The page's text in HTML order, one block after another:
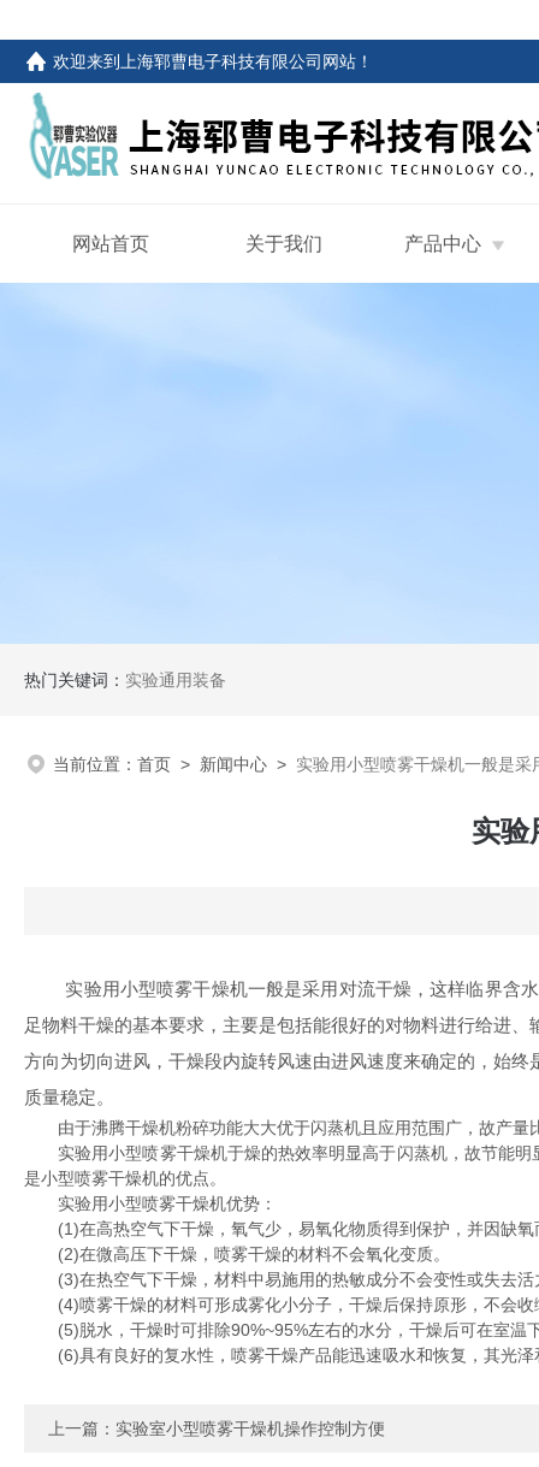
欢迎来到 上海郓曹电子科技有限公司网站 ！
网站首页 关于我们 产品中心
热门关键词： 实验通用装备
当前位置： 首页 > 新闻中心 > 实验用小型喷雾干燥机一般是采
实验
实验用小型喷雾干燥机一般是采用对流干燥，这样临界含水
足物料干燥的基本要求，主要是包括能很好的对物料进行给进
方向为切向进风，干燥段内旋转风速由进风速度来确定的，始
质量稳定。
由于沸腾干燥机粉碎功能大大优于闪蒸机且应用范围广，故产量
实验用小型喷雾干燥机于燥的热效率明显高于闪蒸机，故节能明
是小型喷雾干燥机的优点。
实验用小型喷雾干燥机优势：
(1)在高热空气下干燥，氧气少，易氧化物质得到保护，并因缺氧
(2)在微高压下干燥，喷雾干燥的材料不会氧化变质。
(3)在热空气下干燥，材料中易施用的热敏成分不会变性或失去活
(4)喷雾干燥的材料可形成雾化小分子，干燥后保持原形，不会收
(5)脱水，干燥时可排除90%~95%左右的水分，干燥后可在室温
(6)具有良好的复水性，喷雾干燥产品能迅速吸水和恢复，其光泽
上一篇： 实验室小型喷雾干燥机操作控制方便